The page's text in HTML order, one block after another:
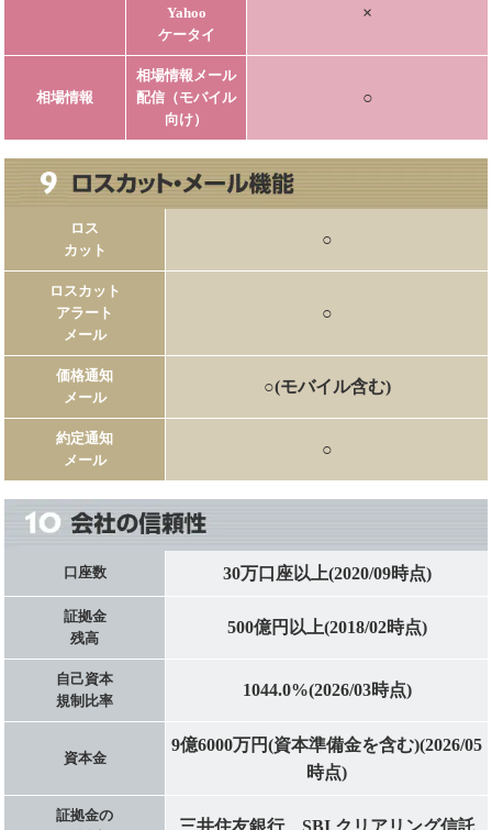
Yahoo
ケータイ
×
相場情報
相場情報メール
配信（モバイル
向け）
○
ロス
カット
○
ロスカット
アラート
メール
○
価格通知
メール
○(モバイル含む)
約定通知
メール
○
口座数 30万口座以上(2020/09時点)
証拠金
残高
500億円以上(2018/02時点)
自己資本
規制比率
1044.0%(2026/03時点)
資本金
9億6000万円(資本準備金を含む)(2026/05
時点)
証拠金の
三井住友銀行、SBI クリアリング信託